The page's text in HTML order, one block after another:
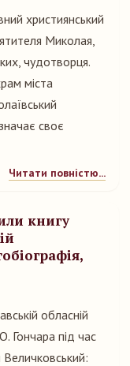
християнський
Миколая,
чудотворця.
міста
своє
Читати повністю...
книгу
обласній
Гончара під час
Величковський: